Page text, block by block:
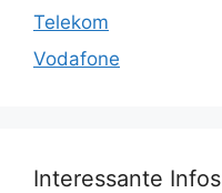
Telekom
Vodafone
Interessante Infos